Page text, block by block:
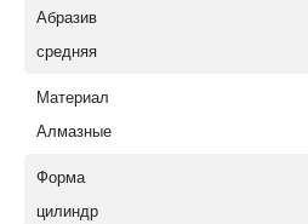
Абразив
средняя
Материал
Алмазные
Форма
цилиндр